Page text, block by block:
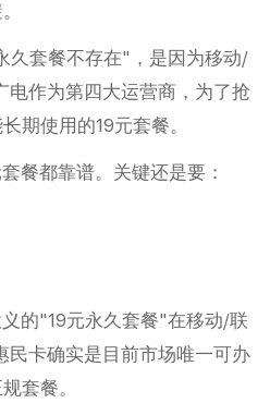
久套餐不存在"，是因为移动/
电作为第四大运营商，为了抢
期使用的19元套餐。
餐都靠谱。关键还是要：
的"19元永久套餐"在移动/联
民卡确实是目前市场唯一可办
套餐。